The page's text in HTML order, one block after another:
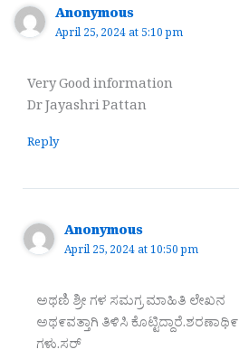
Anonymous
April 25, 2024 at 5:10 pm
Very Good information
Dr Jayashri Pattan
Reply
Anonymous
April 25, 2024 at 10:50 pm
ಅಥಣಿ ಶ್ರೀ ಗಳ ಸಮಗ್ರ ಮಾಹಿತಿ ಲೇಖನ
ಅಥ೯ವತ್ತಾಗಿ ತಿಳಿಸಿ ಕೊಟ್ಟಿದ್ದಾರೆ.ಶರಣಾಥಿ೯
ಗಳು.ಸರ್